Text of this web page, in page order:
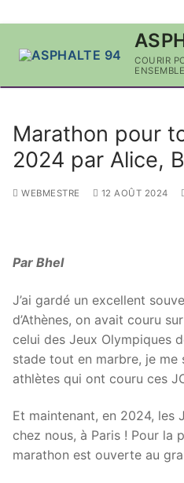
COURIR
ENSEMBLE
Marathon pour
2024 par Alice,
WEBMESTRE 12 AOÛT 2024
Par Bhel
J’ai gardé un excellent
d’Athènes, on avait couru
celui des Jeux Olympiques
stade tout en marbre, je me
athlètes qui ont couru ces
Et maintenant, en 2024, les
chez nous, à Paris ! Pour la
marathon est ouverte au